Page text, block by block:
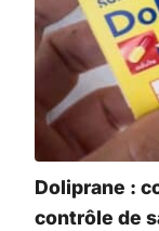
Doliprane :
contrôle de